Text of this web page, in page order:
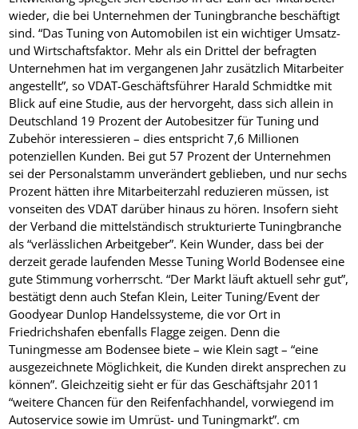
wieder, die bei Unternehmen der Tuningbranche beschäftigt
sind. “Das Tuning von Automobilen ist ein wichtiger Umsatz-
und Wirtschaftsfaktor. Mehr als ein Drittel der befragten
Unternehmen hat im vergangenen Jahr zusätzlich Mitarbeiter
angestellt”, so VDAT-Geschäftsführer Harald Schmidtke mit
Blick auf eine Studie, aus der hervorgeht, dass sich allein in
Deutschland 19 Prozent der Autobesitzer für Tuning und
Zubehör interessieren – dies entspricht 7,6 Millionen
potenziellen Kunden. Bei gut 57 Prozent der Unternehmen
sei der Personalstamm unverändert geblieben, und nur sechs
Prozent hätten ihre Mitarbeiterzahl reduzieren müssen, ist
vonseiten des VDAT darüber hinaus zu hören. Insofern sieht
der Verband die mittelständisch strukturierte Tuningbranche
als “verlässlichen Arbeitgeber”. Kein Wunder, dass bei der
derzeit gerade laufenden Messe Tuning World Bodensee eine
gute Stimmung vorherrscht. “Der Markt läuft aktuell sehr gut”,
bestätigt denn auch Stefan Klein, Leiter Tuning/Event der
Goodyear Dunlop Handelssysteme, die vor Ort in
Friedrichshafen ebenfalls Flagge zeigen. Denn die
Tuningmesse am Bodensee biete – wie Klein sagt – “eine
ausgezeichnete Möglichkeit, die Kunden direkt ansprechen zu
können”. Gleichzeitig sieht er für das Geschäftsjahr 2011
“weitere Chancen für den Reifenfachhandel, vorwiegend im
Autoservice sowie im Umrüst- und Tuningmarkt”.cm